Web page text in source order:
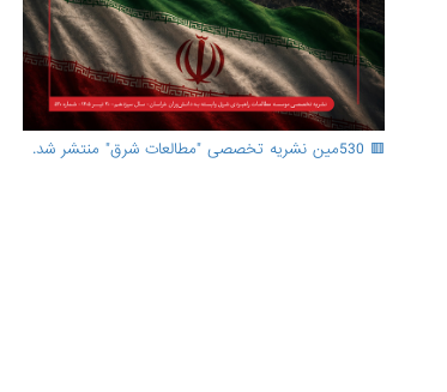
🟥 530مین نشریه تخصصی "مطالعات شرق" منتشر شد.